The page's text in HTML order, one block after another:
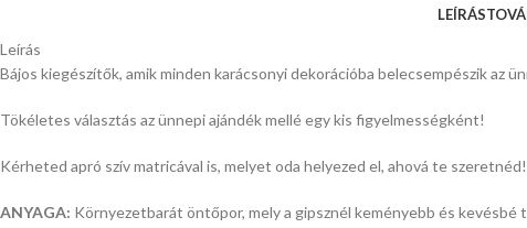
LEÍRÁS
Leírás
Bájos kiegészítők, amik minden karácsonyi dekorációba belecsempészik az
Tökéletes választás az ünnepi ajándék mellé egy kis figyelmességként!
Kérheted apró szív matricával is, melyet oda helyezed el, ahová te szeretnéd!
ANYAGA: Környezetbarát öntőpor, mely a gipsznél keményebb és kevésbé